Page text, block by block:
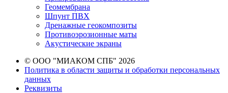
Геомембрана
Шпунт ПВХ
Дренажные геокомпозиты
Противоэрозионные маты
Акустические экраны
© ООО "МИАКОМ СПБ" 2026
Политика в области защиты и обработки персональных
данных
Реквизиты